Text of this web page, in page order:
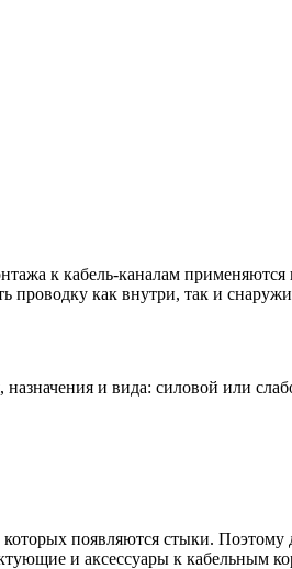
к кабель-каналам
проводку как внутри, так и
и вида: силовой или
появляются стыки.
и аксессуары к кабельным